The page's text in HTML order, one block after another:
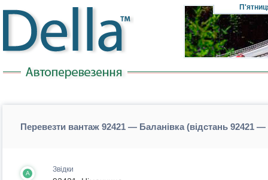
Перевезти вантаж 92421 — Баланівка (відстань 92421 —
A Звідки